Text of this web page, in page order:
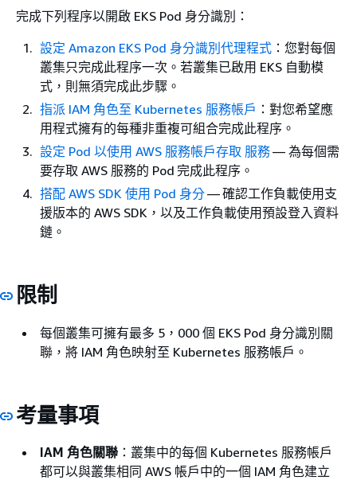
完成下列程序以開啟 EKS Pod 身分識別：
設定 Amazon EKS Pod 身分識別代理程式 ：您對每個
叢集只完成此程序一次。若叢集已啟用 EKS 自動模
式，則無須完成此步驟。
指派 IAM 角色至 Kubernetes 服務帳戶 ：對您希望應
用程式擁有的每種非重複可組合完成此程序。
設定 Pod 以使用 AWS 服務帳戶存取 服務— 為每個需
要存取 AWS 服務的 Pod 完成此程序。
搭配 AWS SDK 使用 Pod 身分— 確認工作負載使用支
援版本的 AWS SDK，以及工作負載使用預設登入資料
鏈。
限制
每個叢集可擁有最多 5，000 個 EKS Pod 身分識別關
聯，將 IAM 角色映射至 Kubernetes 服務帳戶。
考量事項
IAM 角色關聯 ：叢集中的每個 Kubernetes 服務帳戶
都可以與叢集相同 AWS 帳戶中的一個 IAM 角色建立